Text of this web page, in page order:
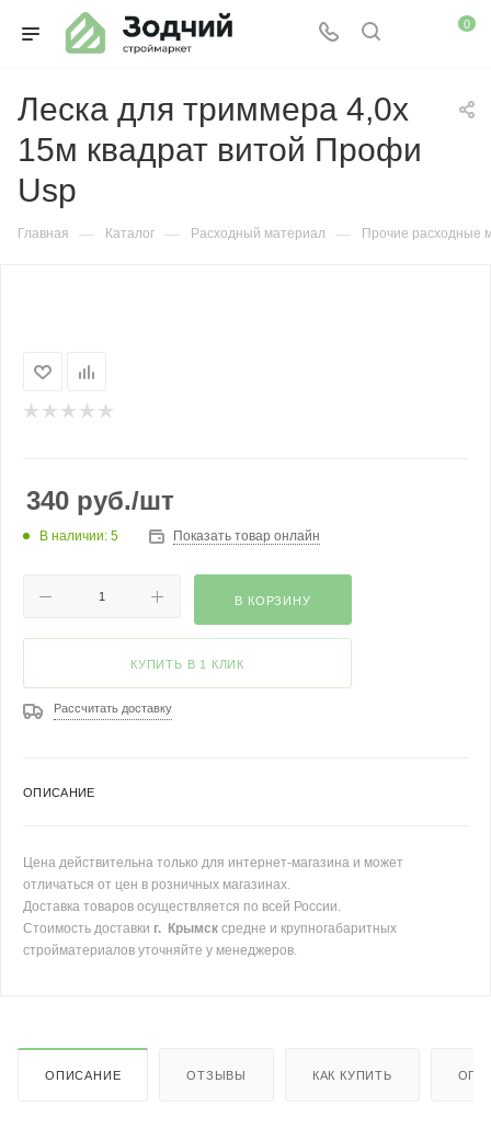
0
Леска для триммера 4,0х
15м квадрат витой Профи
Usp
Главная — Каталог — Расходный материал — Прочие расходные
340 руб./шт
В наличии: 5 Показать товар онлайн
В КОРЗИНУ
КУПИТЬ В 1 КЛИК
Рассчитать доставку
ОПИСАНИЕ
Цена действительна только для интернет-магазина и может
отличаться от цен в розничных магазинах.
Доставка товаров осуществляется по всей России.
Стоимость доставки г. Крымск средне и крупногабаритных
стройматериалов уточняйте у менеджеров.
ОПИСАНИЕ ОТЗЫВЫ КАК КУПИТЬ